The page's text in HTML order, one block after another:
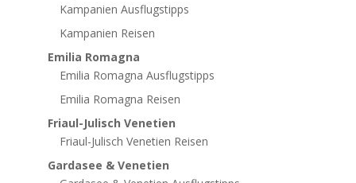
Kampanien Ausflugstipps
Kampanien Reisen
Emilia Romagna
Emilia Romagna Ausflugstipps
Emilia Romagna Reisen
Friaul-Julisch Venetien
Friaul-Julisch Venetien Reisen
Gardasee & Venetien